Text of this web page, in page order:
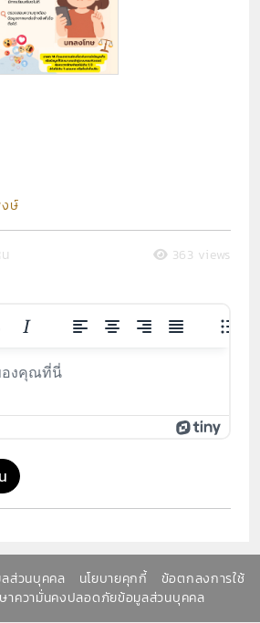
ษ์
363 views
ส่วนบุคคล นโยบายคุกกี้
ข้อตกลงการใช้
าความั่นคงปลอดภัยข้อมูลส่วนบุคคล